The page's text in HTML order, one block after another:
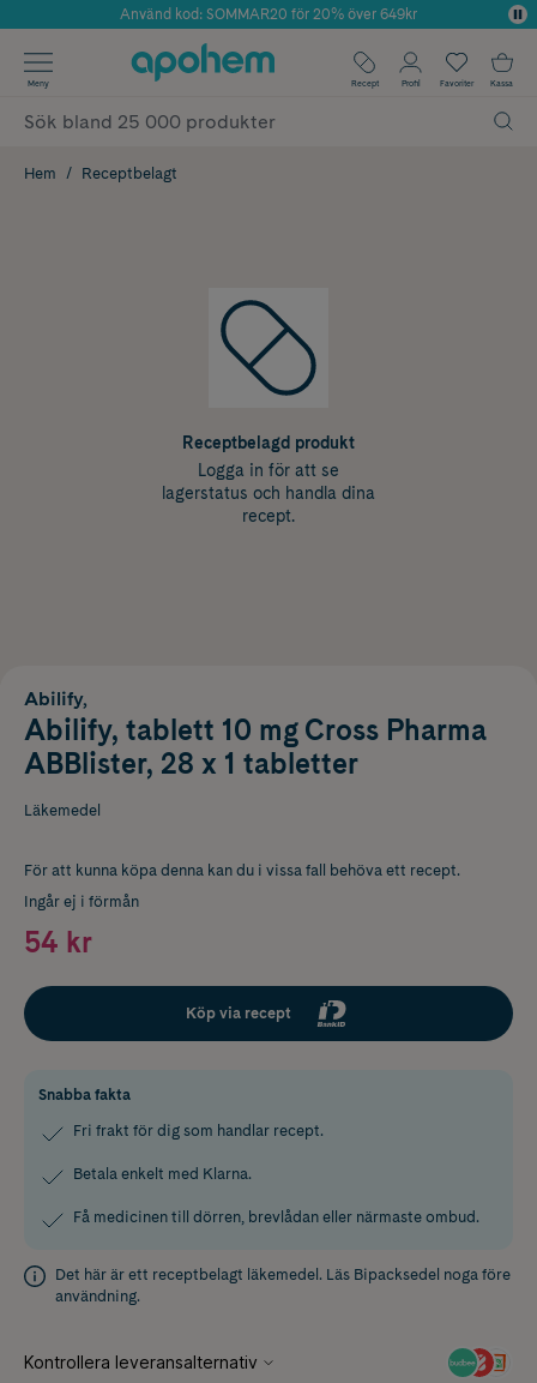
Årets Butik 2025 inom Skönhet
Använd kod: SOMMAR20 för 20% över 649kr
✓ Fri frakt
✓ Poäng på alla köp*
Meny Recept Profil Favoriter Kassa
Hem Receptbelagt
Receptbelagd produkt
Logga in för att se
lagerstatus och handla dina
recept.
Abilify,
Abilify, tablett 10 mg Cross Pharma
ABBlister, 28 x 1 tabletter
Läkemedel
För att kunna köpa denna kan du i vissa fall behöva ett recept.
Ingår ej i förmån
54 kr
Köp via recept
Snabba fakta
Fri frakt för dig som handlar recept.
Betala enkelt med Klarna.
Få medicinen till dörren, brevlådan eller närmaste ombud.
Det här är ett receptbelagt läkemedel. Läs Bipacksedel noga före
användning.